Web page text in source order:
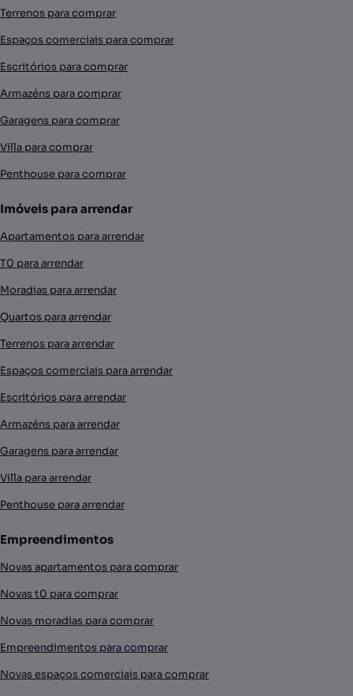
Terrenos para comprar
Espaços comerciais para comprar
Escritórios para comprar
Armazéns para comprar
Garagens para comprar
Villa para comprar
Penthouse para comprar
Imóveis para arrendar
Apartamentos para arrendar
T0 para arrendar
Moradias para arrendar
Quartos para arrendar
Terrenos para arrendar
Espaços comerciais para arrendar
Escritórios para arrendar
Armazéns para arrendar
Garagens para arrendar
Villa para arrendar
Penthouse para arrendar
Empreendimentos
Novas apartamentos para comprar
Novas t0 para comprar
Novas moradias para comprar
Empreendimentos para comprar
Novas espaços comerciais para comprar